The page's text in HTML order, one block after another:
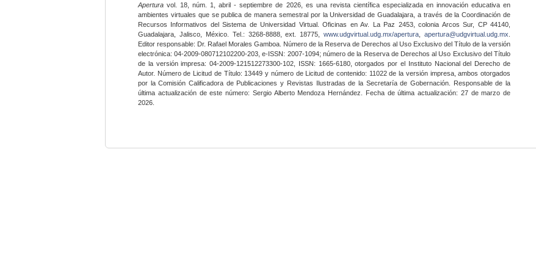
Apertura vol. 18, núm. 1, abril - septiembre de 2026, es una revista científica especializada en innovación educativa en
ambientes virtuales que se publica de manera semestral por la Universidad de Guadalajara, a través de la Coordinación de
Recursos Informativos del Sistema de Universidad Virtual. Oficinas en Av. La Paz 2453, colonia Arcos Sur, CP 44140,
Guadalajara, Jalisco, México. Tel.: 3268-8888, ext. 18775,www.udgvirtual.udg.mx/apertura apertura@udgvirtual.udg.mx
Editor responsable: Dr. Rafael Morales Gamboa. Número de la Reserva de Derechos al Uso Exclusivo del Título de la versión
electrónica: 04-2009-080712102200-203, e-ISSN: 2007-1094; número de la Reserva de Derechos al Uso Exclusivo del Título
de la versión impresa: 04-2009-121512273300-102, ISSN: 1665-6180, otorgados por el Instituto Nacional del Derecho de
Autor. Número de Licitud de Título: 13449 y número de Licitud de contenido: 11022 de la versión impresa, ambos otorgados
por la Comisión Calificadora de Publicaciones y Revistas Ilustradas de la Secretaría de Gobernación. Responsable de la
última actualización de este número: Sergio Alberto Mendoza Hernández. Fecha de última actualización: 27 de marzo de
2026.